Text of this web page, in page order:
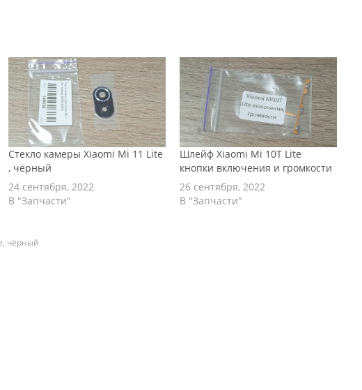
Стекло камеры Xiaomi Mi 11 Lite
, чёрный
24 сентября, 2022
В "Запчасти"
Шлейф Xiaomi Mi 10T Lite
кнопки включения и громкости
26 сентября, 2022
В "Запчасти"
, чёрный